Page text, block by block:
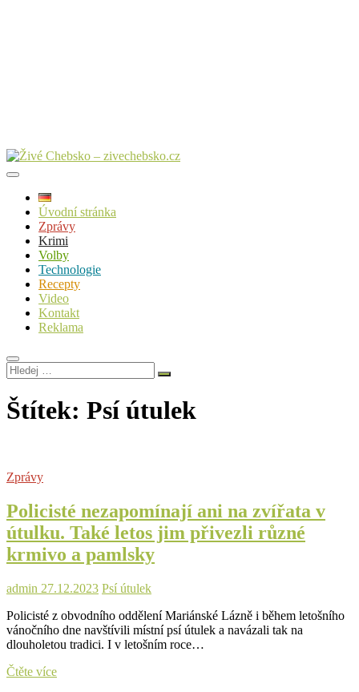
Úvodní stránka
Zprávy
Krimi
Volby
Technologie
Recepty
Video
Kontakt
Reklama
Hledej
…
Štítek: Psí útulek
Zprávy
Policisté nezapomínají ani na zvířata v
útulku. Také letos jim přivezli různé
krmivo a pamlsky
admin 27.12.2023 Psí útulek
Policisté z obvodního oddělení Mariánské Lázně i během letošního
vánočního dne navštívili místní psí útulek a navázali tak na
dlouholetou tradici. I v letošním roce…
Čtěte vícePolicisté